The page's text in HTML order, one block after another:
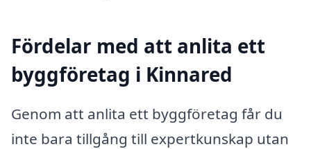
Fördelar med att anlita ett
byggföretag i Kinnared
Genom att anlita ett byggföretag får du
inte bara tillgång till expertkunskap utan